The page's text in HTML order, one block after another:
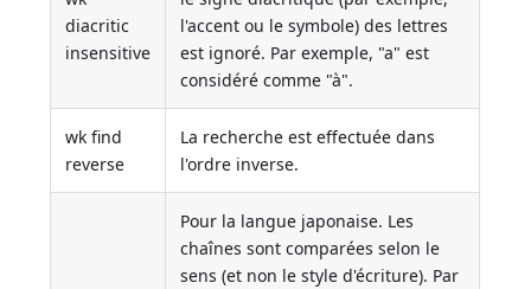
diacritic
insensitive
l'accent ou le symbole) des lettres
est ignoré. Par exemple, "a" est
considéré comme "à".
wk find
reverse
La recherche est effectuée dans
l'ordre inverse.
Pour la langue japonaise. Les
chaînes sont comparées selon le
sens (et non le style d'écriture). Par